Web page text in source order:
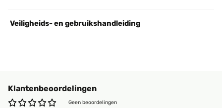
Veiligheids- en gebruikshandleiding
Klantenbeoordelingen
Geen beoordelingen